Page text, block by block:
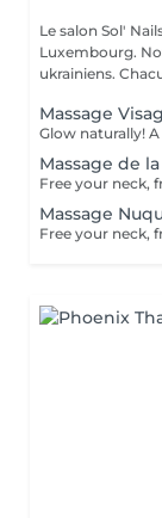
Le salon Sol'
Luxembourg. Notre équipe est composée de PROspécialistes
ukrainiens.
Massage
Massage de
Massage